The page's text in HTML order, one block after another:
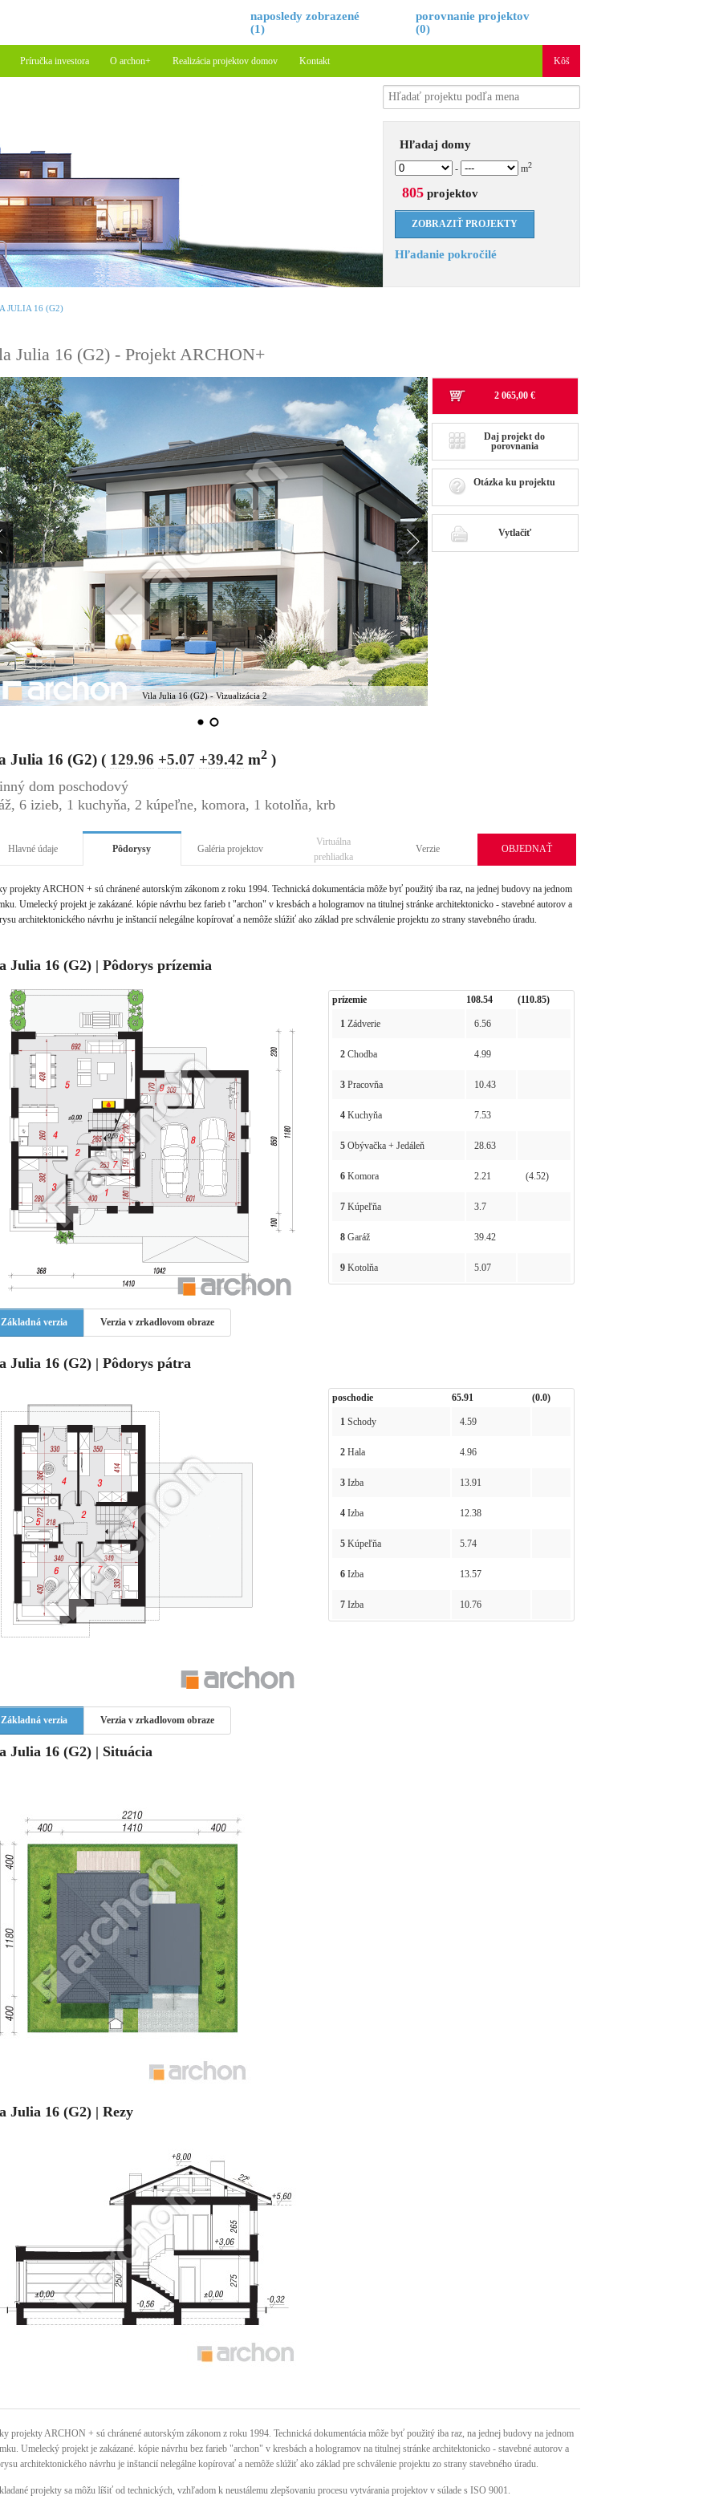
naposledy zobrazené
(1)
porovnanie projektov
(0)
Príručka investora O archon+ Realizácia projektov domov Kontakt Kôš
Hľadaj domy
- m2
805projektov
Hľadanie pokročilé
JULIA 16 (G2)
Julia 16 (G2) - Projekt ARCHON+
Vila Julia 16 (G2) - Vizualizácia 2
2 065,00 €
Daj projekt do
porovnania
Otázka ku projektu
Vytlačiť
Julia 16 (G2) ( 129.96 +5.07 +39.42 m2)
dom poschodový
6 izieb, 1 kuchyňa, 2 kúpeľne, komora, 1 kotolňa, krb
Hlavné údaje Pôdorysy Galéria projektov
Virtuálna
prehliadka
Verzie OBJEDNAŤ
projekty ARCHON + sú chránené autorským zákonom z roku 1994. Technická dokumentácia môže byť použitý iba raz, na jednej budovy na jednom
Umelecký projekt je zakázané. kópie návrhu bez farieb t "archon" v kresbách a hologramov na titulnej stránke architektonicko - stavebné autorov a
architektonického návrhu je inštancií nelegálne kopírovať a nemôže slúžiť ako základ pre schválenie projektu zo strany stavebného úradu.
Julia 16 (G2) | Pôdorys prízemia
Základná verzia Verzia v zrkadlovom obraze
prízemie 108.54 (110.85)
1Zádverie 6.56
2Chodba 4.99
3Pracovňa 10.43
4Kuchyňa 7.53
5Obývačka + Jedáleň 28.63
6Komora 2.21 (4.52)
7Kúpeľňa 3.7
8Garáž 39.42
9Kotolňa 5.07
Julia 16 (G2) | Pôdorys pátra
Základná verzia Verzia v zrkadlovom obraze
poschodie 65.91 (0.0)
1Schody 4.59
2Hala 4.96
3Izba 13.91
4Izba 12.38
5Kúpeľňa 5.74
6Izba 13.57
7Izba 10.76
Julia 16 (G2) | Situácia
Julia 16 (G2) | Rezy
projekty ARCHON + sú chránené autorským zákonom z roku 1994. Technická dokumentácia môže byť použitý iba raz, na jednej budovy na jednom
Umelecký projekt je zakázané. kópie návrhu bez farieb "archon" v kresbách a hologramov na titulnej stránke architektonicko - stavebné autorov a
architektonického návrhu je inštancií nelegálne kopírovať a nemôže slúžiť ako základ pre schválenie projektu zo strany stavebného úradu.
projekty sa môžu líšiť od technických, vzhľadom k neustálemu zlepšovaniu procesu vytvárania projektov v súlade s ISO 9001.